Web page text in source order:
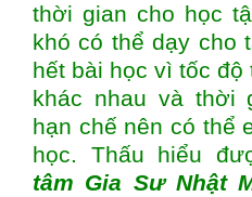
thời gian cho học
khó có thể dạy cho
hết bài học vì tốc độ
khác nhau và thời
hạn chế nên có thể
học. Thấu hiểu
tâm Gia Sư Nhật